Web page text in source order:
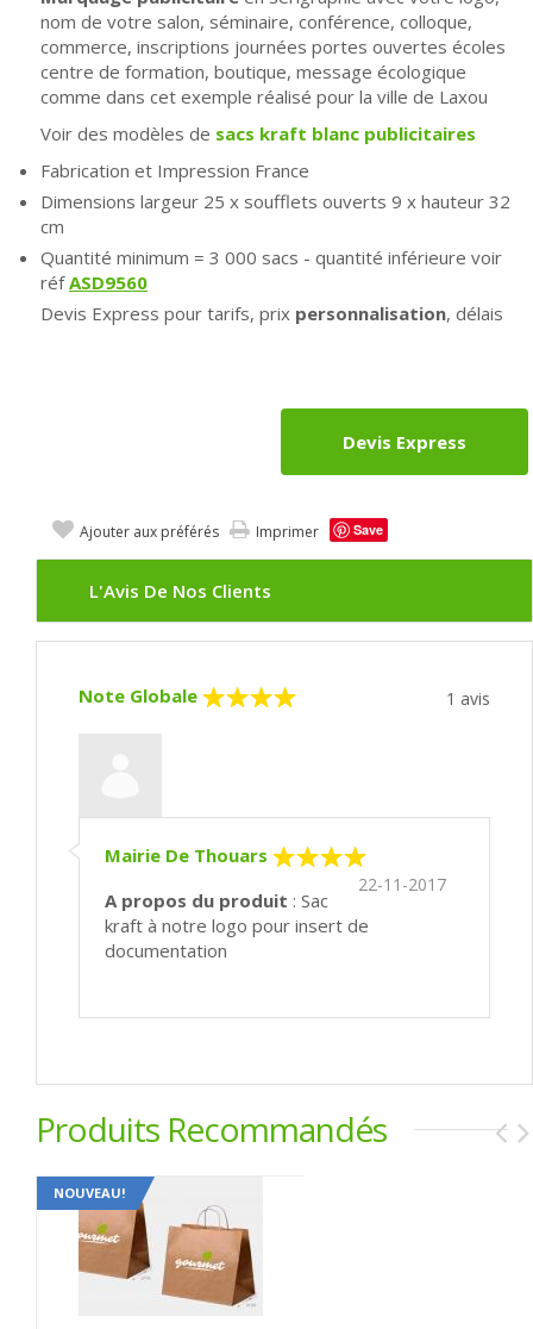
nom de votre salon, séminaire, conférence, colloque,
commerce, inscriptions journées portes ouvertes écoles
centre de formation, boutique, message écologique
comme dans cet exemple réalisé pour la ville de Laxou
Voir des modèles de sacs kraft blanc publicitaires
Fabrication et Impression France
Dimensions largeur 25 x soufflets ouverts 9 x hauteur 32
cm
Quantité minimum = 3 000 sacs - quantité inférieure voir
réfASD9560
Devis Express pour tarifs, prix personnalisation, délais
Devis Express
Ajouter aux préférés Imprimer Save
L'Avis De Nos Clients
Note Globale 1 avis
Mairie De Thouars
22-11-2017
A propos du produit : Sac
kraft à notre logo pour insert de
documentation
Produits Recommandés
NOUVEAU!